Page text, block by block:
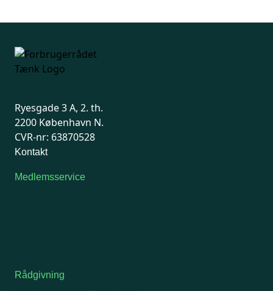
Ryesgade 3 A, 2. th.
2200 København N.
CVR-nr: 63870528
Kontakt
Medlemsservice
Rådgivning